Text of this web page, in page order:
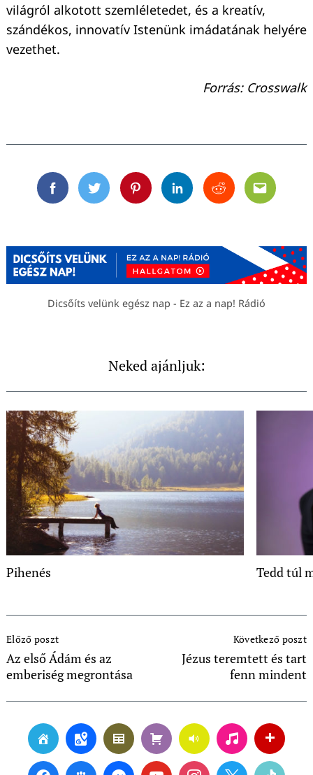
világról alkotott szemléletedet, és a kreatív,
szándékos, innovatív Istenünk imádatának helyére
vezethet.
Forrás: Crosswalk
FacebookTwitterPinterestLinkedinRedditEmail
Dicsőíts velünk egész nap - Ez az a nap! Rádió
Neked ajánljuk:
Pihenés Tedd túl
Navigation
Előző poszt
Az első Ádám és az
emberiség megrontása
Következő poszt
Jézus teremtett és tart
fenn mindent